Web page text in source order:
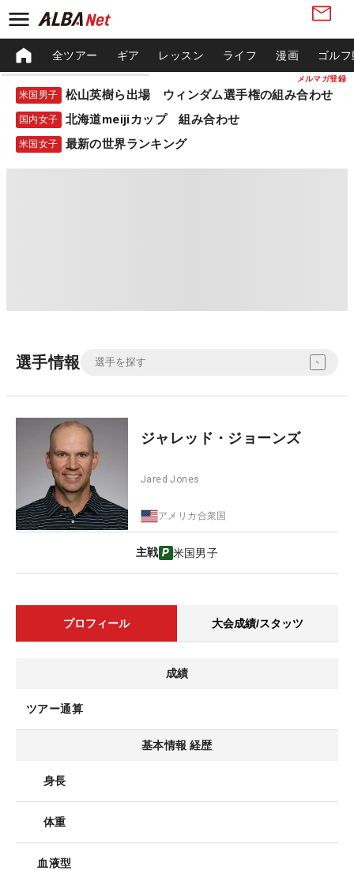
メルマガ登録
全ツアー ギア レッスン ライフ 漫画 ゴル
米国男子 松山英樹ら出場 ウィンダム選手権の組み合わせ
国内女子 北海道meijiカップ 組み合わせ
米国女子 最新の世界ランキング
選手情報
ジャレッド・ジョーンズ
Jared Jones
アメリカ合衆国
主戦 米国男子
プロフィール 大会成績/スタッツ
成績
ツアー通算
基本情報 経歴
身長
体重
血液型